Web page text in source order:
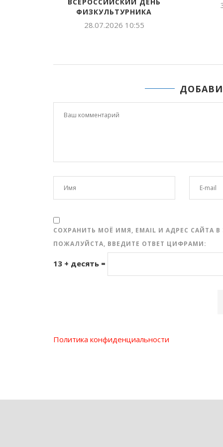
БИИРДЭСТЭРЭ
25.05.2026 11:30
СОХРАНИТЬ МОЁ ИМЯ, EMAIL И АДРЕС
ПОЖАЛУЙСТА, ВВЕДИТЕ ОТВЕТ ЦИФРАМИ:
13 + десять =
Политика конфиденциальности